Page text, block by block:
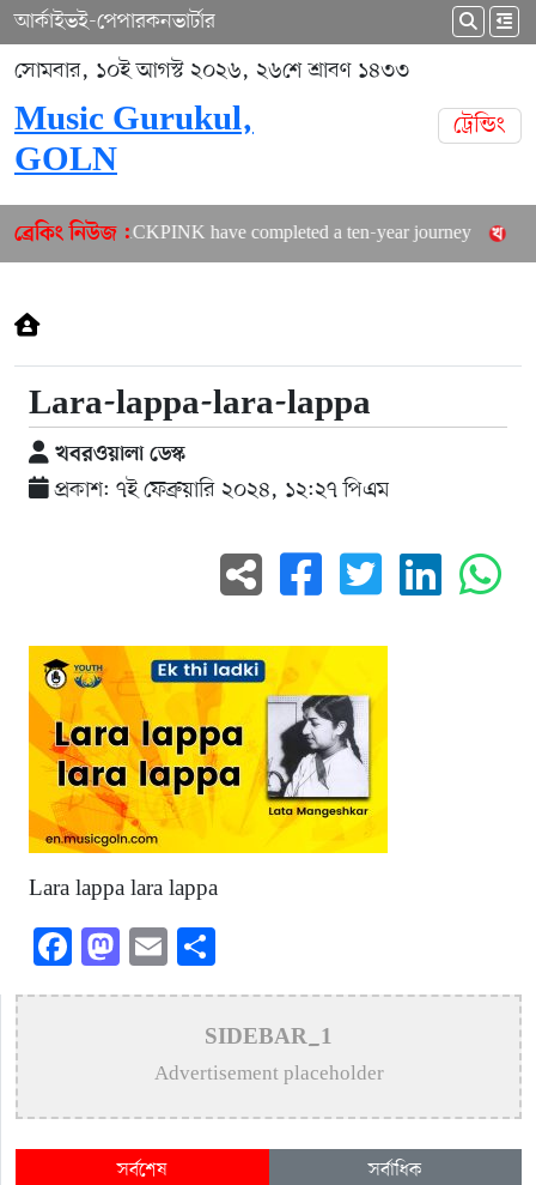
আর্কাইভই-পেপারকনভার্টার
সোমবার, ১০ই আগস্ট ২০২৬, ২৬শে শ্রাবণ ১৪৩৩
Music Gurukul,
GOLN
ট্রেন্ডিং
ব্রেকিং নিউজ :BLACKPINK have completed a ten-year journey
Lara-lappa-lara-lappa
খবরওয়ালা ডেস্ক
প্রকাশ: ৭ই ফেব্রুয়ারি ২০২৪, ১২:২৭ পিএম
Lara lappa lara lappa
Facebook
Mastodon
Email
SIDEBAR_1
Advertisement placeholder
সর্বশেষ সর্বাধিক